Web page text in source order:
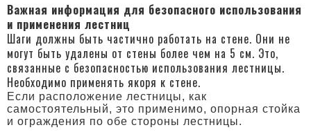
Важная информация для безопасного использования
и применения лестниц
Шаги должны быть частично работать на стене. Они не
могут быть удалены от стены более чем на 5 см. Это,
связанные с безопасностью использования лестницы.
Необходимо применять якоря к стене.
Если расположение лестницы, как
самостоятельный, это применимо, опорная стойка
и ограждения по обе стороны лестницы.